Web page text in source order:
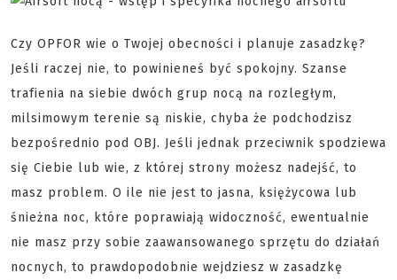
Czy OPFOR wie o Twojej obecności i planuje zasadzkę?
Jeśli raczej nie, to powinieneś być spokojny. Szanse
trafienia na siebie dwóch grup nocą na rozległym,
milsimowym terenie są niskie, chyba że podchodzisz
bezpośrednio pod OBJ. Jeśli jednak przeciwnik spodziewa
się Ciebie lub wie, z której strony możesz nadejść, to
masz problem. O ile nie jest to jasna, księżycowa lub
śnieżna noc, które poprawiają widoczność, ewentualnie
nie masz przy sobie zaawansowanego sprzętu do działań
nocnych, to prawdopodobnie wejdziesz w zasadzkę